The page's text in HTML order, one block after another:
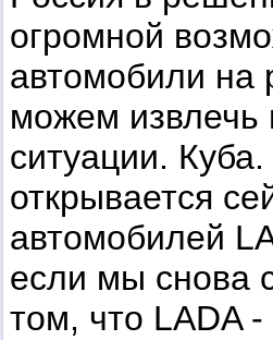
огромной
автомобили на
можем извлечь
ситуации.
открывается
автомобилей
если мы снова
том, что LADA